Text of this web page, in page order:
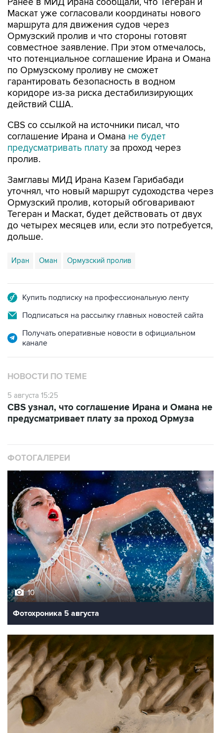
маршрута для движения судов через
Ормузский пролив и что стороны готовят
совместное заявление. При этом отмечалось,
что потенциальное соглашение Ирана и Омана
по Ормузскому проливу не сможет
гарантировать безопасность в водном
коридоре из-за риска дестабилизирующих
действий США.
CBS со ссылкой на источники писал, что
предусматривать платуза проход через
пролив.
Замглавы МИД Ирана Казем Гарибабади
Ормузский пролив, который обговаривают
Тегеран и Маскат, будет действовать от двух
до четырех месяцев или, если это потребуется,
дольше.
Иран Оман
Подписаться на рассылку главных новостей сайта
Получать оперативные новости в официальном
НОВОСТИ ПО ТЕМЕ
5 августа 15:25
предусматривает плату за проход Ормуза
10
Фотохроника 5 августа